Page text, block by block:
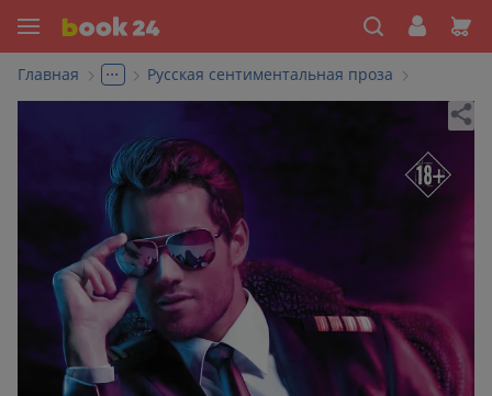
Главная ... Русская сентиментальная проза